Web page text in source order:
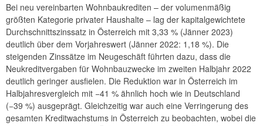
Bei neu vereinbarten Wohnbaukrediten – der volumenmäßig
größten Kategorie privater Haushalte – lag der kapitalgewichtete
Durchschnittszinssatz in Österreich mit 3,33 % (Jänner 2023)
deutlich über dem Vorjahreswert (Jänner 2022: 1,18 %). Die
steigenden Zinssätze im Neugeschäft führten dazu, dass die
Neukreditvergaben für Wohnbauzwecke im zweiten Halbjahr 2022
deutlich geringer ausfielen. Die Reduktion war in Österreich im
Halbjahresvergleich mit −41 % ähnlich hoch wie in Deutschland
(−39 %) ausgeprägt. Gleichzeitig war auch eine Verringerung des
gesamten Kreditwachstums in Österreich zu beobachten, wobei die